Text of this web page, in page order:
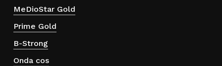
MeDioStar Gold
Prime Gold
B-Strong
Onda cos